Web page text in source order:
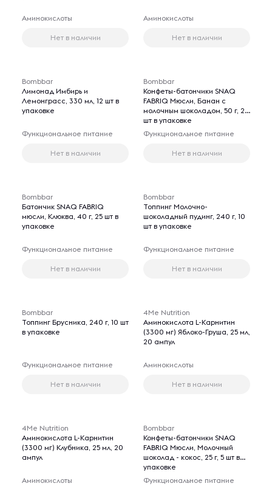
Аминокислоты
Нет в наличии
Аминокислоты
Нет в наличии
Bombbar
Лимонад Имбирь и
Лемонграсс, 330 мл, 12 шт в
упаковке
Функциональное питание
Нет в наличии
Bombbar
Конфеты-батончики SNAQ
FABRIQ Мюсли, Банан с
молочным шоколадом, 50 г, 25
шт в упаковке
Функциональное питание
Нет в наличии
Bombbar
Батончик SNAQ FABRIQ
мюсли, Клюква, 40 г, 25 шт в
упаковке
Функциональное питание
Нет в наличии
Bombbar
Топпинг Молочно-
шоколадный пудинг, 240 г, 10
шт в упаковке
Функциональное питание
Нет в наличии
Bombbar
Топпинг Брусника, 240 г, 10 шт
в упаковке
Функциональное питание
Нет в наличии
4Me Nutrition
Аминокислота L-Карнитин
(3300 мг) Яблоко-Груша, 25 мл,
20 ампул
Аминокислоты
Нет в наличии
4Me Nutrition
Аминокислота L-Карнитин
(3300 мг) Клубника, 25 мл, 20
ампул
Аминокислоты
Bombbar
Конфеты-батончики SNAQ
FABRIQ Мюсли, Молочный
шоколад - кокос, 25 г, 5 шт в
упаковке
Функциональное питание